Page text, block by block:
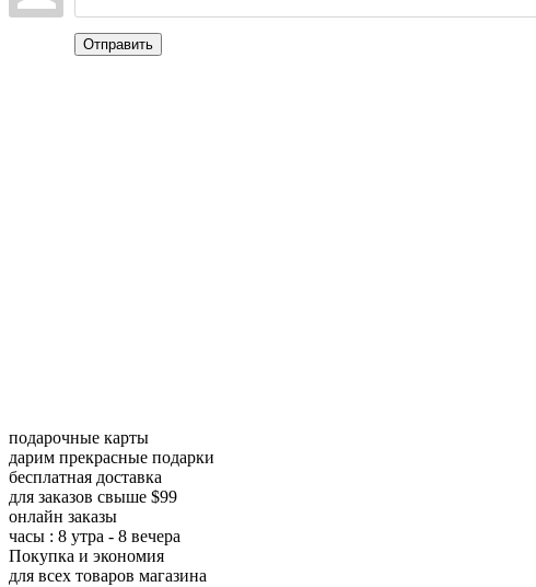
Отправить
подарочные карты
дарим прекрасные подарки
бесплатная доставка
для заказов свыше $99
онлайн заказы
часы : 8 утра - 8 вечера
Покупка и экономия
для всех товаров магазина